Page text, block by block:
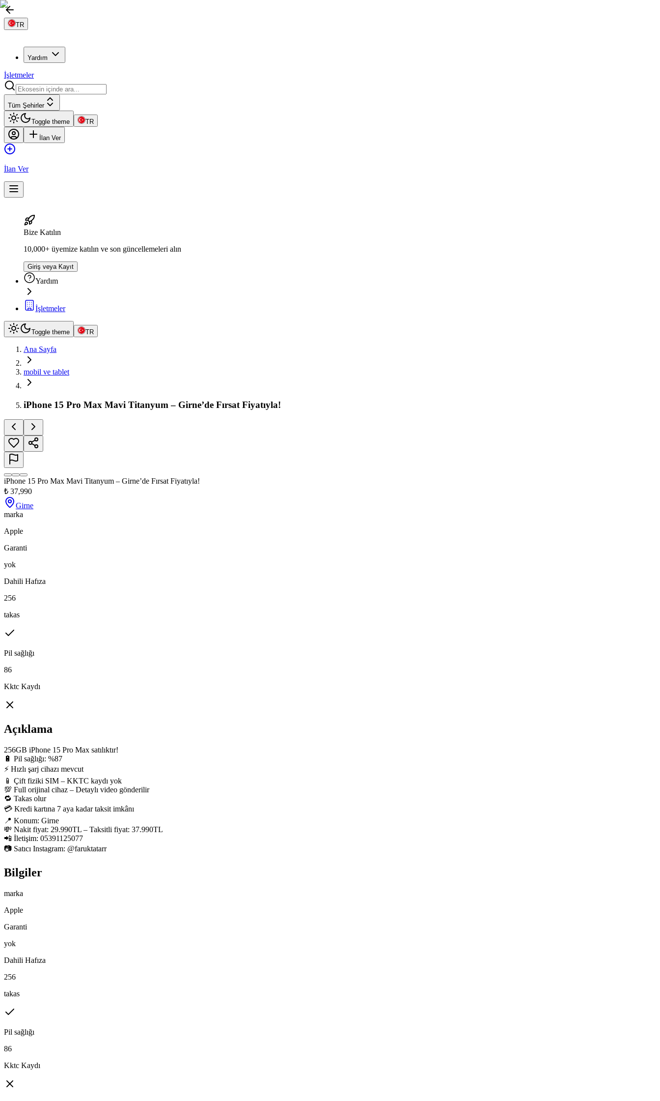
TR
Yardım
İşletmeler
Tüm Şehirler
Toggle theme TR
İlan Ver
İlan Ver
Bize Katılın
10,000+ üyemize katılın ve son güncellemeleri alın
Giriş veya Kayıt
Yardım
İşletmeler
Toggle theme TR
Ana Sayfa
mobil ve tablet
iPhone 15 Pro Max Mavi Titanyum – Girne’de Fırsat Fiyatıyla!
iPhone 15 Pro Max Mavi Titanyum – Girne’de Fırsat Fiyatıyla!
₺ 37,990
Girne
marka
Apple
Garanti
yok
Dahili Hafıza
256
takas
Pil sağlığı
86
Kktc Kaydı
Açıklama
256GB iPhone 15 Pro Max satılıktır!
🔋 Pil sağlığı: %87
⚡ Hızlı şarj cihazı mevcut
📱 Çift fiziki SIM – KKTC kaydı yok
💯 Full orijinal cihaz – Detaylı video gönderilir
🔁 Takas olur
💳 Kredi kartına 7 aya kadar taksit imkânı
📍 Konum: Girne
💸 Nakit fiyat: 29.990TL – Taksitli fiyat: 37.990TL
📲 İletişim: 05391125077
📷 Satıcı Instagram: @faruktatarr
Bilgiler
marka
Apple
Garanti
yok
Dahili Hafıza
256
takas
Pil sağlığı
86
Kktc Kaydı